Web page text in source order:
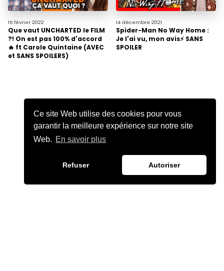
Ce site Web utilise des cookies pour vous
garantir la meilleure expérience sur notre site
Web. En savoir plus
Refuser Autoriser
15 février 2022
Que vaut UNCHARTED le FILM
?! On est pas 100% d'accord
🔥 ft Carole Quintaine (AVEC
et SANS SPOILERS)
14 décembre 2021
Spider-Man No Way Home :
Je l'ai vu, mon avis⚡️ SANS
SPOILER